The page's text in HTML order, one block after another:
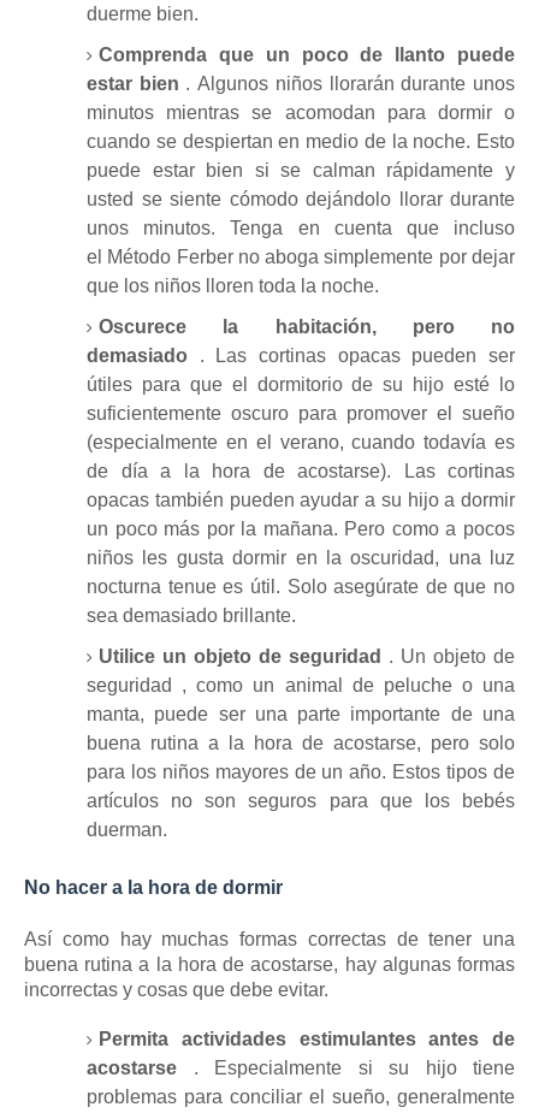
duerme bien.
Comprenda que un poco de llanto puede
estar bien .Algunos niños llorarán durante unos
minutos mientras se acomodan para dormir o
cuando se despiertan en medio de la noche. Esto
puede estar bien si se calman rápidamente y
usted se siente cómodo dejándolo llorar durante
unos minutos.Tenga en cuenta que incluso
el Método Ferberno aboga simplemente por dejar
que los niños lloren toda la noche.
Oscurece la habitación, pero no
demasiado .
Las cortinas opacas pueden ser
útiles para que el dormitorio de su hijo esté lo
suficientemente oscuro para promover el sueño
(especialmente en el verano, cuando todavía es
de día a la hora de acostarse).
Las cortinas
opacas también pueden ayudar a su hijo a dormir
un poco más por la mañana. Pero como a pocos
niños les gusta dormir en la oscuridad, una luz
nocturna tenue es útil. Solo asegúrate de que no
sea demasiado brillante.
Utilice un objeto de seguridad . Un objeto de
seguridad
, como un animal de peluche o una
manta, puede ser una parte importante de una
buena rutina a la hora de acostarse, pero solo
para los niños mayores de un año. Estos tipos de
artículos no son seguros para que los bebés
duerman.
No hacer a la hora de dormir
Así como hay muchas formas correctas de tener una
buena rutina a la hora de acostarse, hay algunas formas
incorrectas y cosas que debe evitar.
Permita actividades estimulantes antes de
acostarse .
Especialmente si su hijo tiene
problemas para conciliar el sueño, generalmente